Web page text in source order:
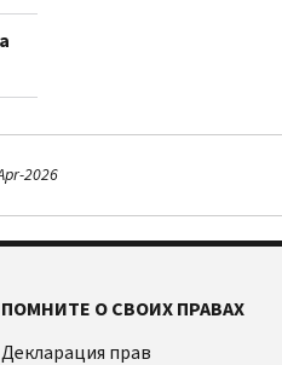
2026
ПОМНИТЕ О СВОИХ ПРАВАХ
Декларация прав